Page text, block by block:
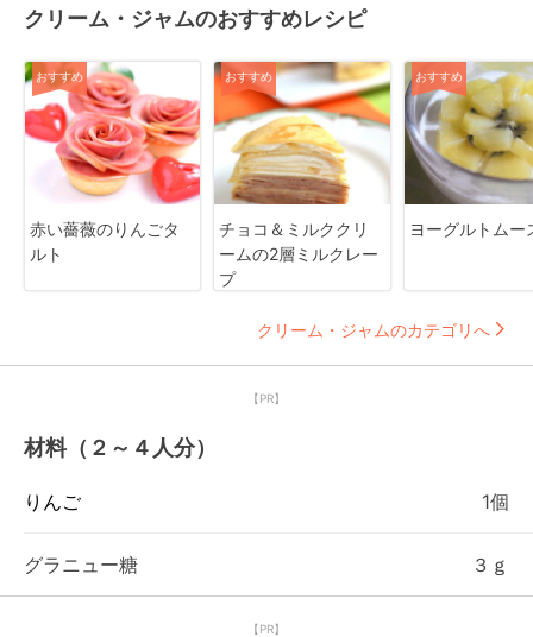
クリーム・ジャムのおすすめレシピ
おすすめ
赤い薔薇のりんごタ
ルト
おすすめ
チョコ＆ミルククリ
ームの2層ミルクレー
プ
おすすめ
ヨーグルトムー
クリーム・ジャムのカテゴリへ
【PR】
材料（２～４人分）
りんご 1個
グラニュー糖 ３ｇ
【PR】